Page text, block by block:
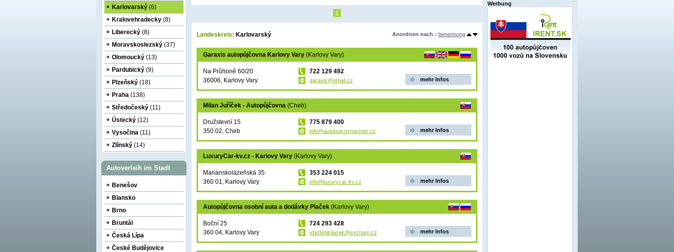
Karlovarský (6)
Kralovehradecky (8)
Liberecký (8)
Moravskoslezský (37)
Olomoucký (13)
Pardubický (9)
Plzeňský (18)
Praha (138)
Středočeský (11)
Ústecký (12)
Vysočina (11)
Zlínský (14)
Autoverleih im Stadt
Benešov
Blansko
Brno
Bruntál
Česká Lípa
České Budějovice
1
Landeskreis: Karlovarský Anordnen nach : benennung
Garaxis autopůjčovna Karlovy Vary (Karlovy Vary)
Na Průhoně 60/20
36006, Karlovy Vary
722 129 492
garaxis@email.cz mehr Infos
Milan Juříček - Autopůjčovna (Cheb)
Družstevní 15
350 02, Cheb
775 879 400
info@autopujcovnacheb.cz mehr Infos
LuxuryCar-kv.cz - Karlovy Vary (Karlovy Vary)
Mariánskolázeňská 35
360 01, Karlovy Vary
353 224 015
info@luxurycar-kv.cz mehr Infos
Autopůjčovna osobní auta a dodávky Plaček (Karlovy Vary)
Boční 25
360 04, Karlovy Vary
724 293 428
vlastimilplacek@seznam.cz mehr Infos
Werbung